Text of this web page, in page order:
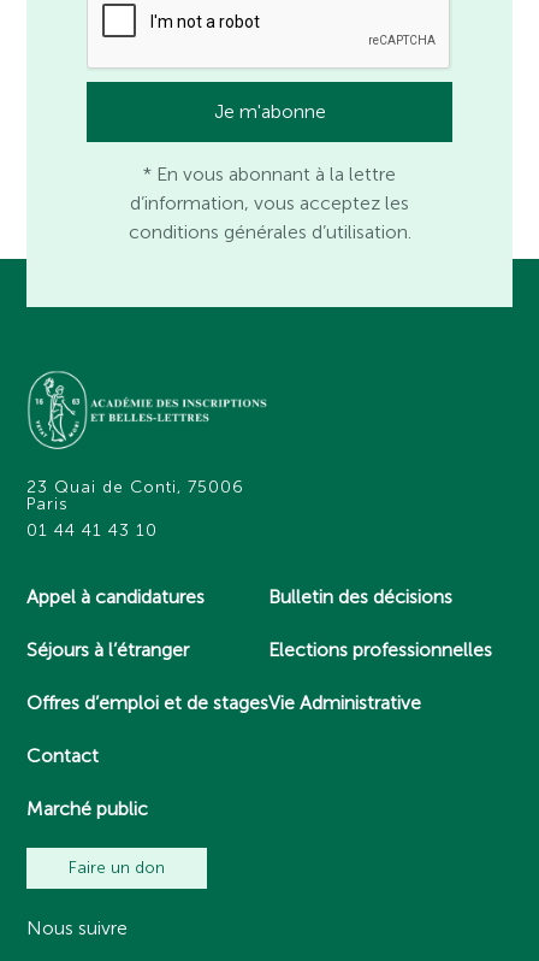
* En vous abonnant à la lettre
d’information, vous acceptez les
conditions générales d’utilisation.
23 Quai de Conti, 75006
Paris
01 44 41 43 10
Appel à candidatures
Séjours à l’étranger
Offres d’emploi et de stages
Contact
Marché public
Bulletin des décisions
Elections professionnelles
Vie Administrative
Faire un don
Nous suivre